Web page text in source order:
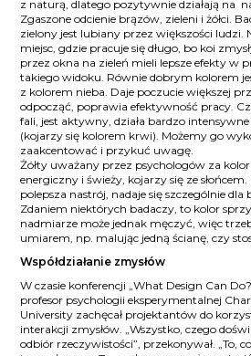
z naturą, dlatego pozytywnie działają na
Zgaszone odcienie brązów, zieleni i żółci.
zielony jest lubiany przez większości ludzi.
miejsc, gdzie pracuje się długo, bo koi
przez okna na zieleń mieli lepsze efekty w
takiego widoku. Równie dobrym kolorem
z kolorem nieba. Daje poczucie większej
odpocząć, poprawia efektywność pracy.
fali, jest aktywny, działa bardzo
(kojarzy się kolorem krwi). Możemy go
zaakcentować i przykuć uwagę.
Żółty uważany przez psychologów za
energiczny i świeży, kojarzy się ze
polepsza nastrój, nadaje się szczególnie
Zdaniem niektórych badaczy, to kolor
nadmiarze może jednak męczyć, więc
umiarem, np. malując jedną ścianę, czy
Współdziałanie zmysłów
W czasie konferencji „What Design Can
profesor psychologii eksperymentalnej
University zachęcał projektantów do
interakcji zmysłów. „Wszystko, czego
odbiór rzeczywistości”, przekonywał. „To,